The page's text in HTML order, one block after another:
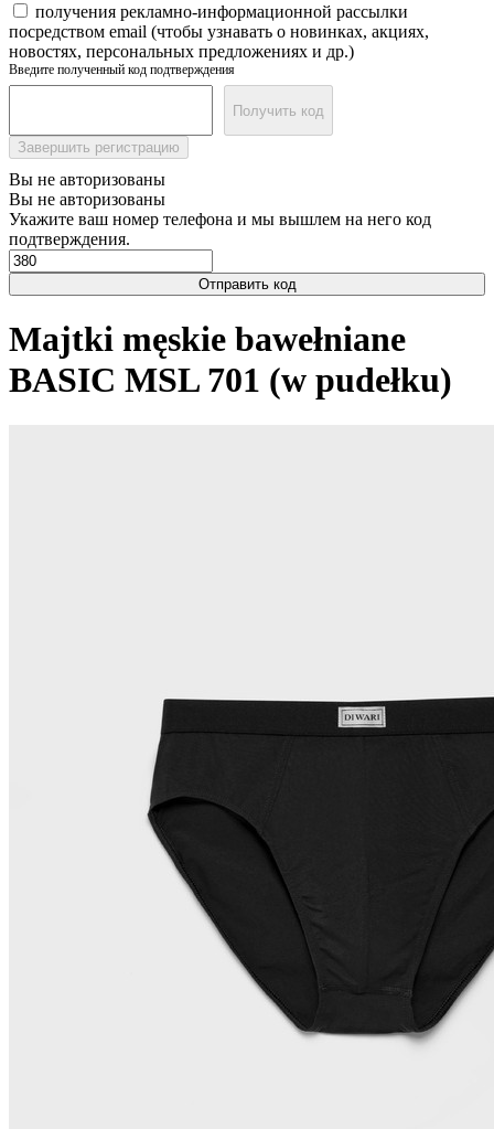
получения рекламно-информационной рассылки
посредством email (чтобы узнавать о новинках, акциях,
новостях, персональных предложениях и др.)
Введите полученный код подтверждения
Получить код
Завершить регистрацию
Вы не авторизованы
Вы не авторизованы
Укажите ваш номер телефона и мы вышлем на него код
подтверждения.
Отправить код
Majtki męskie bawełniane
BASIC MSL 701 (w pudełku)